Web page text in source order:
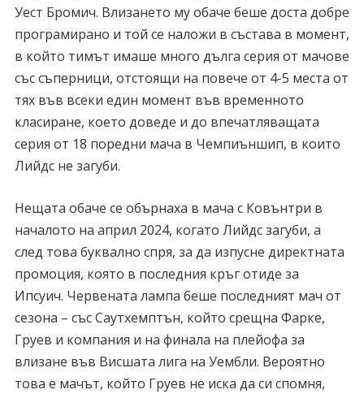
Уест Бромич. Влизането му обаче беше доста добре
програмирано и той се наложи в състава в момент,
в който тимът имаше много дълга серия от мачове
със съперници, отстоящи на повече от 4-5 места от
тях във всеки един момент във временното
класиране, което доведе и до впечатляващата
серия от 18 поредни мача в Чемпиъншип, в които
Лийдс не загуби.
Нещата обаче се обърнаха в мача с Ковънтри в
началото на април 2024, когато Лийдс загуби, а
след това буквално спря, за да изпусне директната
промоция, която в последния кръг отиде за
Ипсуич. Червената лампа беше последният мач от
сезона – със Саутхемптън, който срещна Фарке,
Груев и компания и на финала на плейофа за
влизане във Висшата лига на Уембли. Вероятно
това е мачът, който Груев не иска да си спомня,